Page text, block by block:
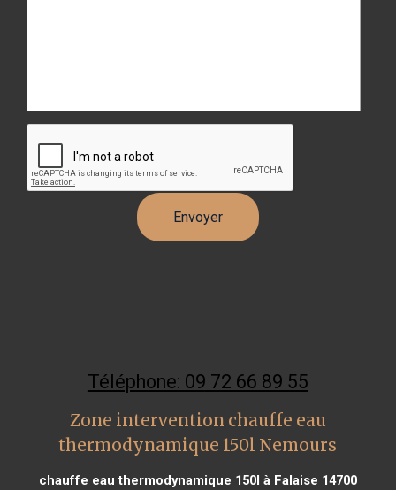
Téléphone: 09 72 66 89 55
Zone intervention chauffe eau
thermodynamique 150l Nemours
chauffe eau thermodynamique 150l à Falaise 14700